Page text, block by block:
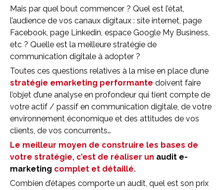
Mais par quel bout commencer ? Quel est l’état,
l’audience de vos canaux digitaux : site internet, page
Facebook, page Linkedin, espace Google My Business,
etc ? Quelle est la meilleure stratégie de
communication digitale à adopter ?
Toutes ces questions relatives à la mise en place d’une
stratégie emarketing performante doivent faire
l’objet d’une analyse en profondeur qui tient compte de
votre actif / passif en communication digitale, de votre
environnement économique et des attitudes de vos
clients, de vos concurrents…
Le meilleur moyen de construire les bases de
votre stratégie, c’est de réaliser un audit e-
marketing complet et détaillé.
Combien d’étapes comporte un audit, quel est son prix